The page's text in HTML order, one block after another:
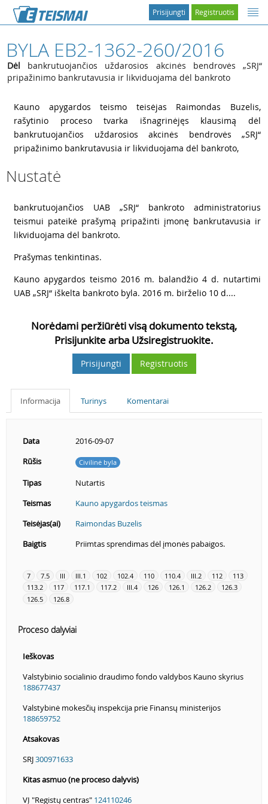
Registruotis
Prisijungti
BYLA EB2-1362-260/2016
Dėl bankrutuojančios uždarosios akcinės bendrovės „SRJ“
pripažinimo bankrutavusia ir likviduojama dėl bankroto
Kauno apygardos teismo teisėjas Raimondas Buzelis,
rašytinio proceso tvarka išnagrinėjęs klausimą dėl
bankrutuojančios uždarosios akcinės bendrovės „SRJ“
pripažinimo bankrutavusia ir likviduojama dėl bankroto,
Nustatė
bankrutuojančios UAB „SRJ“ bankroto administratorius
teismui pateikė prašymą pripažinti įmonę bankrutavusia ir
likviduojama dėl bankroto.
Prašymas tenkintinas.
Kauno apygardos teismo 2016 m. balandžio 4 d. nutartimi
UAB „SRJ“ iškelta bankroto byla. 2016 m. birželio 10 d....
Norėdami peržiūrėti visą dokumento tekstą,
Prisijunkite arba Užsiregistruokite.
Prisijungti Registruotis
Informacija Turinys Komentarai
Data
2016-09-07
Rūšis
Civilinė byla
Tipas
Nutartis
Teismas
Kauno apygardos teismas
Teisėjas(ai)
Raimondas Buzelis
Baigtis
Priimtas sprendimas dėl įmonės pabaigos.
7 7.5 III III.1 102 102.4 110 110.4 III.2 112
113
113.2
117 117.1 117.2 III.4 126 126.1 126.2
126.3
126.5
126.8
Proceso dalyviai
Ieškovas
Valstybinio socialinio draudimo fondo valdybos Kauno skyrius
188677437
Valstybinė mokesčių inspekcija prie Finansų ministerijos
188659752
Atsakovas
SRJ300971633
Kitas asmuo (ne proceso dalyvis)
VĮ "Registų centras" 124110246